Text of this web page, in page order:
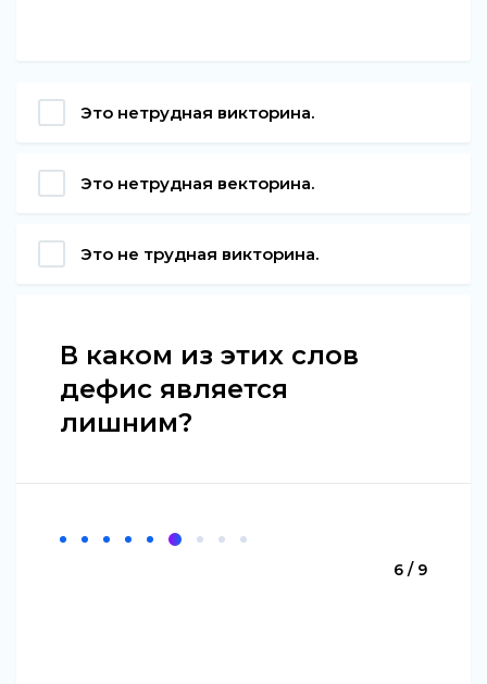
Это нетрудная викторина.
Это нетрудная векторина.
Это не трудная викторина.
В каком из этих слов
дефис является
лишним?
6 / 9